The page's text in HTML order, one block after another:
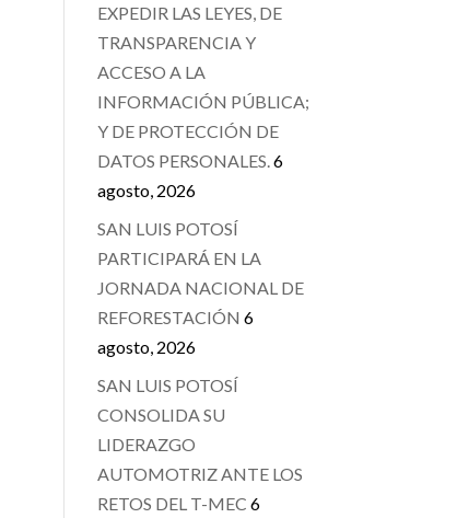
EXPEDIR LAS LEYES, DE
TRANSPARENCIA Y
ACCESO A LA
INFORMACIÓN PÚBLICA;
Y DE PROTECCIÓN DE
DATOS PERSONALES. 6
agosto, 2026
SAN LUIS POTOSÍ
PARTICIPARÁ EN LA
JORNADA NACIONAL DE
REFORESTACIÓN 6
agosto, 2026
SAN LUIS POTOSÍ
CONSOLIDA SU
LIDERAZGO
AUTOMOTRIZ ANTE LOS
RETOS DEL T-MEC 6